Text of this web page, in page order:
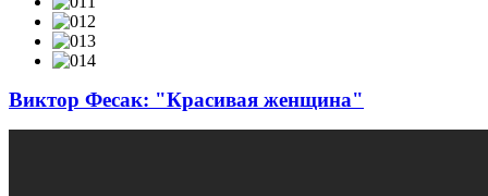
Виктор Фесак: "Красивая женщина"